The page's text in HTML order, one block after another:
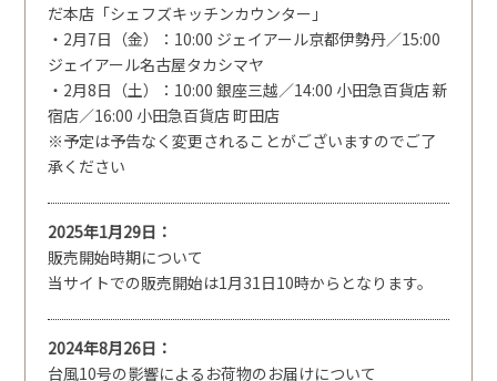
だ本店「シェフズキッチンカウンター」
・2月7日（金）：10:00 ジェイアール京都伊勢丹／15:00
ジェイアール名古屋タカシマヤ
・2月8日（土）：10:00 銀座三越／14:00 小田急百貨店 新
宿店／16:00 小田急百貨店 町田店
※予定は予告なく変更されることがございますのでご了
承ください
2025年1月29日
販売開始時期について
当サイトでの販売開始は1月31日10時からとなります。
2024年8月26日
台風10号の影響によるお荷物のお届けについて